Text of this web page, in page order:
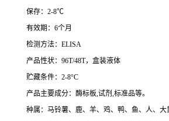
保存： 2-8℃
有效期： 6个月
检测方法： ELISA
产品性状： 96T/48T，盒装液体
贮藏条件： 2-8°C
产品主要成分：酶标板,试剂 ,标准品等。
种属：马铃薯、鹿、羊、鸡、鸭、鱼、人、大